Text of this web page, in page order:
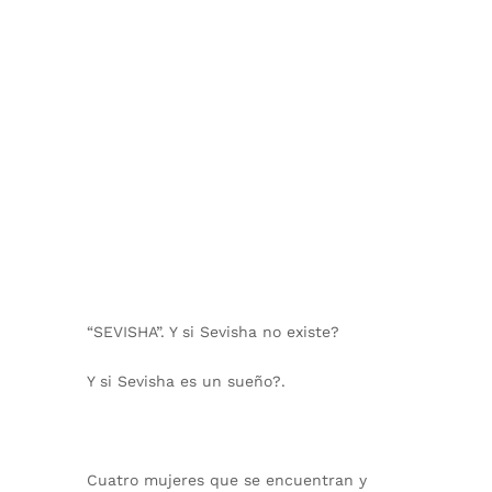
“SEVISHA”. Y si Sevisha no existe?
Y si Sevisha es un sueño?.
Cuatro mujeres que se encuentran y